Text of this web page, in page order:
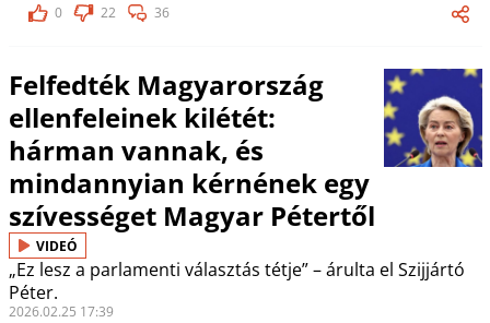
0
22 36
Felfedték Magyarország
ellenfeleinek kilétét:
hárman vannak, és
mindannyian kérnének egy
szívességet Magyar Pétertől
VIDEÓ
„Ez lesz a parlamenti választás tétje” – árulta el Szijjártó
Péter.
2026.02.25 17:39